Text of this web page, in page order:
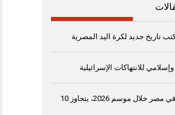
تاريخ جديد لكرة اليد المصرية
للانتهاكات الإسرائيلية
إنتاج القمح في مصر خلال موسم 2026، يتجاوز 10